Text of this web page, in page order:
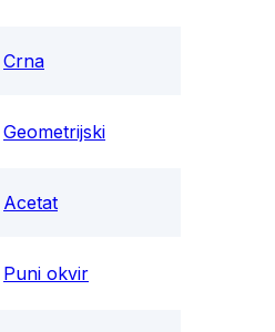
Crna
Geometrijski
Acetat
Puni okvir